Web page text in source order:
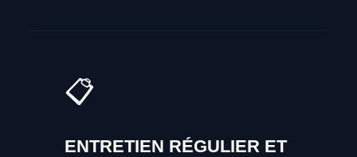
📋
ENTRETIEN RÉGULIER ET